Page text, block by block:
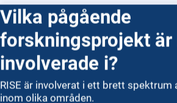
Vilka pågående
forskningsprojekt är
involverade i?
RISE är involverat i ett brett
inom olika områden.